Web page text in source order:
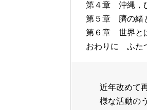
第４章 沖縄，
第５章 臍の緒
第６章 世界と
おわりに ふた
近年改めて
様な活動の